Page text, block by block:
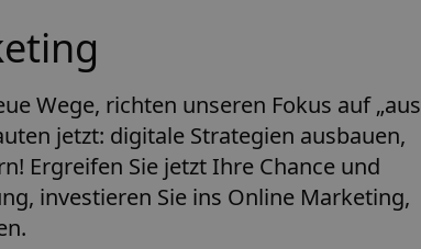
Wege, richten unseren Fokus auf „aus
jetzt: digitale Strategien ausbauen,
Ergreifen Sie jetzt Ihre Chance und
investieren Sie ins Online Marketing,